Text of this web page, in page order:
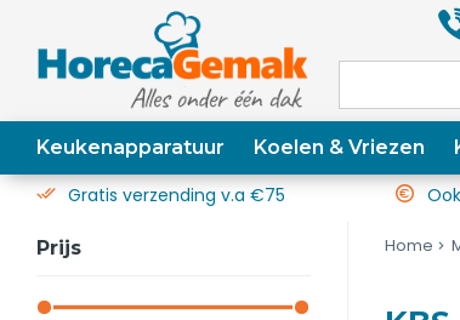
Keukenapparatuur Koelen & Vriezen
Gratis verzending v.a €75
Prijs Home